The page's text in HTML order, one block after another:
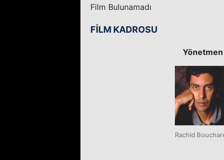
Film Bulunamadı
FİLM KADROSU
Yönetmen
Rachid